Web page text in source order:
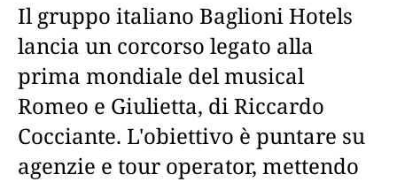
Il gruppo italiano Baglioni Hotels
lancia un corcorso legato alla
prima mondiale del musical
Romeo e Giulietta, di Riccardo
Cocciante. L'obiettivo è puntare su
agenzie e tour operator, mettendo